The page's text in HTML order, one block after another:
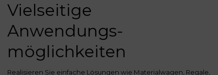
Vielseitige
Anwendungs­
möglichkeiten
Realisieren Sie einfache Lösungen wie Materialwagen, Regale,